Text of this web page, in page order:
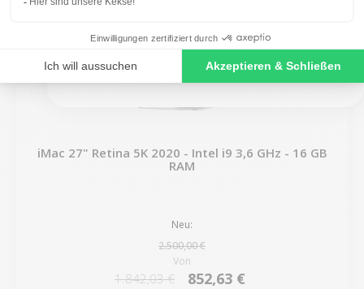
iMac 27" Retina 5K 2020 - Intel i9 3,6 GHz - 16 GB
RAM
Neu:
2.500,00 €
Von
1.842,03 € 852,63 €
NO, THANKS